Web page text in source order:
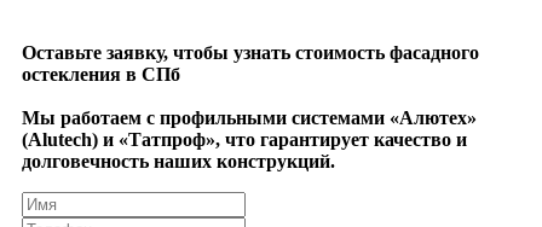
Оставьте заявку, чтобы узнать стоимость фасадного
остекления в СПб
Мы работаем с профильными системами «Алютех»
(Alutech) и «Татпроф», что гарантирует качество и
долговечность наших конструкций.